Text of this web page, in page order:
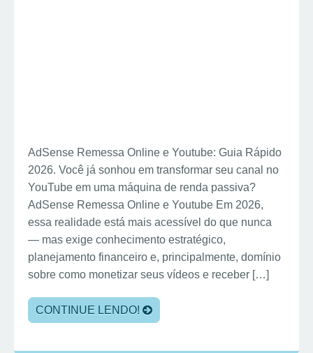
AdSense Remessa Online e Youtube: Guia Rápido
2026. Você já sonhou em transformar seu canal no
YouTube em uma máquina de renda passiva?
AdSense Remessa Online e Youtube Em 2026,
essa realidade está mais acessível do que nunca
— mas exige conhecimento estratégico,
planejamento financeiro e, principalmente, domínio
sobre como monetizar seus vídeos e receber […]
CONTINUE LENDO!